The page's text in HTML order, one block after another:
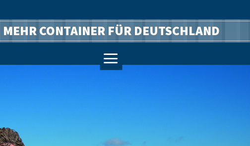
MEHR CONTAINER FÜR DEUTSCHLAND
a